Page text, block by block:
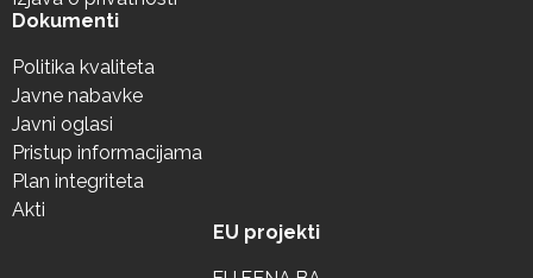
Dokumenti
Politika kvaliteta
Javne nabavke
Javni oglasi
Pristup informacijama
Plan integriteta
Akti
EU projekti